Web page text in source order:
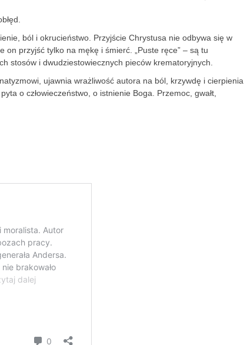
ból i okrucieństwo. Przyjście Chrystusa nie odbywa się w
on przyjść tylko na mękę i śmierć. „Puste ręce” – są tu
stosów i dwudziestowiecznych pieców krematoryjnych.
ujawnia wrażliwość autora na ból, krzywdę i cierpienia
o człowieczeństwo, o istnienie Boga. Przemoc, gwałt,